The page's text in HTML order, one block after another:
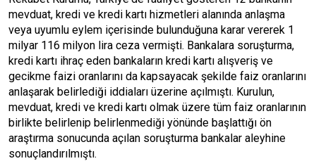
mevduat, kredi ve kredi kartı hizmetleri alanında anlaşma
veya uyumlu eylem içerisinde bulunduğuna karar vererek 1
milyar 116 milyon lira ceza vermişti. Bankalara soruşturma,
kredi kartı ihraç eden bankaların kredi kartı alışveriş ve
gecikme faizi oranlarını da kapsayacak şekilde faiz oranlarını
anlaşarak belirlediği iddiaları üzerine açılmıştı. Kurulun,
mevduat, kredi ve kredi kartı olmak üzere tüm faiz oranlarının
birlikte belirlenip belirlenmediği yönünde başlattığı ön
araştırma sonucunda açılan soruşturma bankalar aleyhine
sonuçlandırılmıştı.